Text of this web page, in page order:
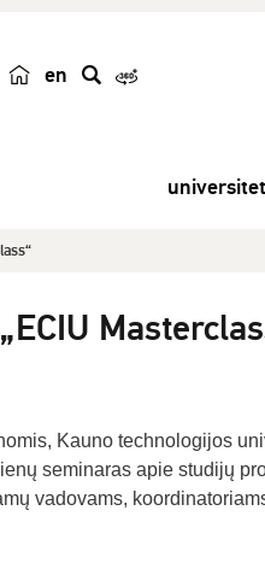
en
Kauno technologijos
seminaras apie studijų
vadovams,